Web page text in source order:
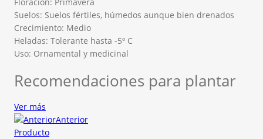
Suelos: Suelos fértiles, húmedos aunque bien drenados
Crecimiento: Medio
Heladas: Tolerante hasta -5º C
Uso: Ornamental y medicinal
Recomendaciones para plantar
Ver más
Anterior
Producto